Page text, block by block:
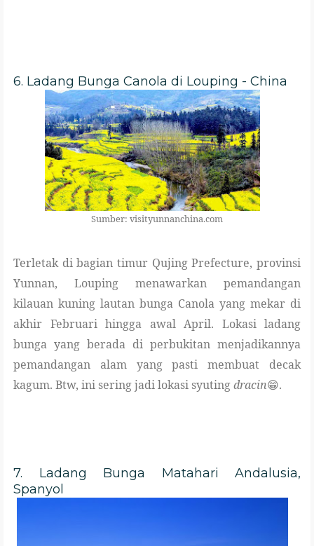
6. Ladang Bunga Canola di Louping - China
Sumber: visityunnanchina.com
Terletak di bagian timur Qujing Prefecture, provinsi
Yunnan, Louping menawarkan pemandangan
kilauan kuning lautan bunga Canola yang mekar di
akhir Februari hingga awal April. Lokasi ladang
bunga yang berada di perbukitan menjadikannya
pemandangan alam yang pasti membuat decak
kagum. Btw, ini sering jadi lokasi syutingdracin😁.
7. Ladang Bunga Matahari Andalusia,
Spanyol